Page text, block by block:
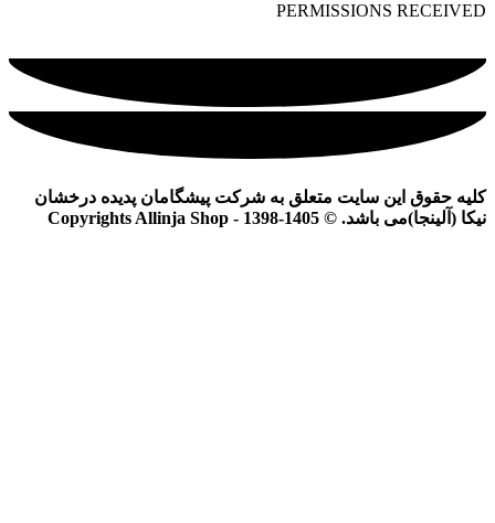
PERMISSIONS RECEIVED
کلیه حقوق این سایت متعلق به شرکت پیشگامان پدیده درخشان
نیکا (آلینجا)می باشد. © Copyrights Allinja Shop - 1398-1405